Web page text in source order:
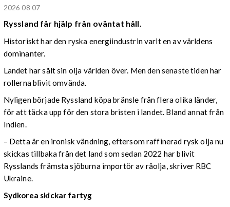
2026 08 07
Ryssland får hjälp från oväntat håll.
Historiskt har den ryska energiindustrin varit en av världens
dominanter.
Landet har sålt sin olja världen över. Men den senaste tiden har
rollerna blivit omvända.
Nyligen började Ryssland köpa bränsle från flera olika länder,
för att täcka upp för den stora bristen i landet. Bland annat från
Indien.
– Detta är en ironisk vändning, eftersom raffinerad rysk olja nu
skickas tillbaka från det land som sedan 2022 har blivit
Rysslands främsta sjöburna importör av råolja, skriver RBC
Ukraine.
Sydkorea skickar fartyg